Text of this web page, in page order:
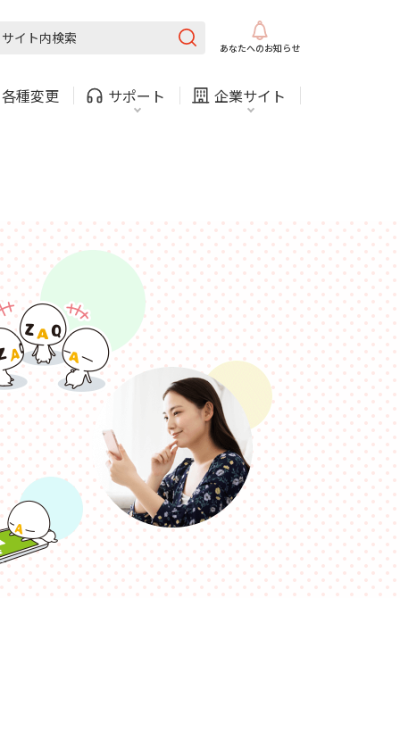
あなたへのお知らせ
各種変更 サポート 企業サイト
固定電話 ガス
法人・自治体向けサービス
サービスご利用中の方
お困りごと・お問い合わせ
（チャット）
採用情報
固定電話 ガス
支払い
引越し・建替え
連
休止・解約
固定電話 ガス
サービスご利用中の方
お困りごと・お問い合わせ
採用情報
固定電話 ガス
支払い
引越し・建替え
連
休止・解約